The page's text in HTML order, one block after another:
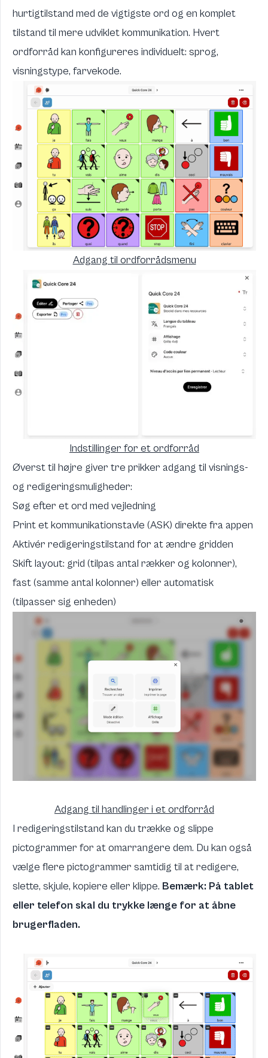
hurtigtilstand med de vigtigste ord og en komplet
tilstand til mere udviklet kommunikation. Hvert
ordforråd kan konfigureres individuelt: sprog,
visningstype, farvekode.
Adgang til ordforrådsmenu
Indstillinger for et ordforråd
Øverst til højre giver tre prikker adgang til visnings-
og redigeringsmuligheder:
Søg efter et ord med vejledning
Print et kommunikationstavle (ASK) direkte fra appen
Aktivér redigeringstilstand for at ændre gridden
Skift layout: grid (tilpas antal rækker og kolonner),
fast (samme antal kolonner) eller automatisk
(tilpasser sig enheden)
Adgang til handlinger i et ordforråd
I redigeringstilstand kan du trække og slippe
pictogrammer for at omarrangere dem. Du kan også
vælge flere pictogrammer samtidig til at redigere,
slette, skjule, kopiere eller klippe. Bemærk: På tablet
eller telefon skal du trykke længe for at åbne
brugerfladen.